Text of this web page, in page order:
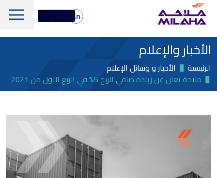
Skip to main content
En
الخدمات البحرية واللوجستية
الخدمات البحرية والفنية
الأخبار والإعلام
الرئيسية
الأخبار و وسائل الإعلام
ملاحة تعلن عن زيادة صافي الربح 5% في الربع الاول من 2021